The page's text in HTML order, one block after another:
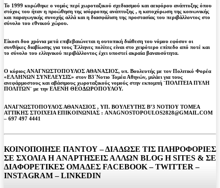
Το 1999 κυρώθηκε ο νομός περί χωροταξικού σχεδιασμού και αειφόρου ανάπτυξης όπου
στόχος του ήταν η προώθηση της ισόρροπης ανάπτυξης , η κατοχύρωση της κοινωνικής
και παραγωγικής συνοχής αλλά και η διασφάλιση της προστασίας του περιβάλλοντος στο
σύνολο του εθνικού χώρου.
Είκοσι δυο χρόνια μετά επιβεβαιώνεται η ουτοπική διάθεση του νόμου εφόσον οι
συνθήκες διαβίωσης για τους Έλληνες πολίτες είναι στο χειρότερο επίπεδο από ποτέ και
το σύνολο του ελληνικού περιβάλλοντος έχει υποστεί ακραία βαναυσότητα.
Ο κύριος ΑΝΑΓΝΩΣΤΟΠΟΥΛΟΣ ΑΘΑΝΑΣΙΟΣ, υπ. Βουλευτής με τον Πολιτικό Φορέα
«ΕΛΛΗΝΩΝ ΣΥΝΕΛΕΥΣΙΣ» στον Β3΄Νοτιο Τομέα Αθηνών, μιλάει για τους
ανεφάρμοστους και αβάσιμους χωροταξικούς νομούς στην εκπομπή ¨ΠΟΛΙΤΕΙΑ ΠΥΛΗ
ΠΟΛΙΤΩΝ¨ με την ΕΛΕΝΗ ΘΕΟΔΩΡΟΠΟΥΛΟΥ.
ΑΝΑΓΝΩΣΤΟΠΟΥΛΟΣ ΑΘΑΝΑΣΙΟΣ , ΥΠ. ΒΟΥΛΕΥΤΗΣ Β’3 ΝΟΤΙΟΥ ΤΟΜΕΑ
ΑΤΤΙΚΗΣ ΣΤΟΙΧΕΙΑ ΕΠΙΚΟΙΝΩΝΙΑΣ : ANAGNOSTOPOULOS2828@GMAIL.COM
– 697 497 4441
ΚΟΙΝΟΠΟΙΗΣΕ ΠΑΝΤΟΥ – ΔΙΑΔΩΣΕ ΤΙΣ ΠΛΗΡΟΦΟΡΙΕΣ
ΣΕ ΣΧΟΛΙΑ H ΑΝAΡΤΗΣΕΙΣ ΑΛΛΩΝ BLOG H SITES & ΣΕ
ΔΙΑΦΟΡΕTIKEΣ ΟΜΑΔΕΣ FACEBOOK – TWITTER –
INSTAGRAM – LINKEDIN